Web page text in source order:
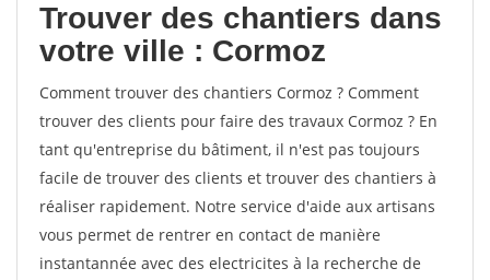
Trouver des chantiers dans
votre ville : Cormoz
Comment trouver des chantiers Cormoz ? Comment
trouver des clients pour faire des travaux Cormoz ? En
tant qu'entreprise du bâtiment, il n'est pas toujours
facile de trouver des clients et trouver des chantiers à
réaliser rapidement. Notre service d'aide aux artisans
vous permet de rentrer en contact de manière
instantannée avec des electricites à la recherche de